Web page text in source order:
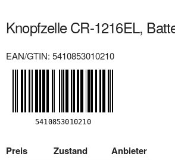
Knopfzelle CR-1216EL,
EAN/GTIN: 5410853010210
Preis Zustand
Anbieter